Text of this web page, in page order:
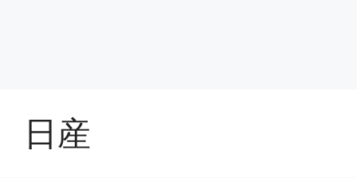
日産